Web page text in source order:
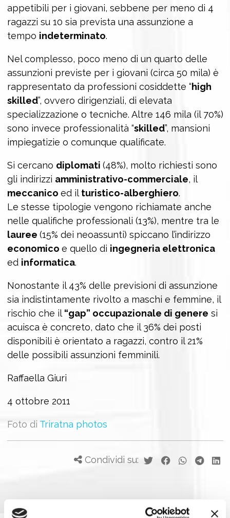
appetibili per i giovani, sebbene per meno di 4
ragazzi su 10 sia prevista una assunzione a
tempo indeterminato.
Nel complesso, poco meno di un quarto delle
assunzioni previste per i giovani (circa 50 mila) è
rappresentato da professioni cosiddette “high
skilled”, ovvero dirigenziali, di elevata
specializzazione o tecniche. Altre 146 mila (il 70%)
sono invece professionalità “skilled”, mansioni
impiegatizie o comunque qualificate.
Si cercano diplomati (48%), molto richiesti sono
gli indirizzi amministrativo-commerciale, il
meccanico ed il turistico-alberghiero.
Le stesse tipologie vengono richiamate anche
nelle qualifiche professionali (13%), mentre tra le
lauree (15% dei neoassunti) spiccano l’indirizzo
economico e quello di ingegneria elettronica
ed informatica.
Nonostante il 43% delle previsioni di assunzione
sia indistintamente rivolto a maschi e femmine, il
rischio che il “gap” occupazionale di genere si
acuisca è concreto, dato che il 36% dei posti
disponibili è orientato a ragazzi, contro il 21%
delle possibili assunzioni femminili.
Raffaella Giuri
4 ottobre 2011
Foto di Triratna photos
Condividi su: